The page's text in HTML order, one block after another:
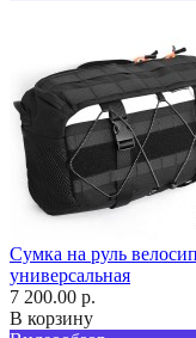
Сумка на руль
универсальная
7 200.00 р.
В корзину